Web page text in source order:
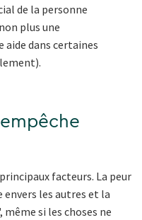
de la personne
plus une
aide dans certaines
facteurs. La peur
envers les autres et la
si les choses ne